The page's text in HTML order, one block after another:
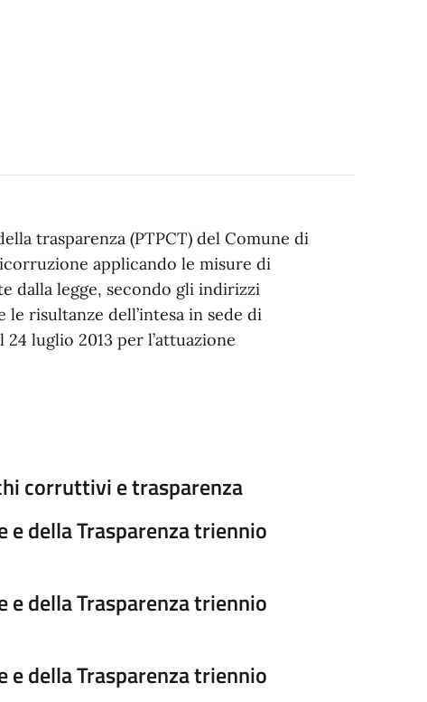
trasparenza (PTPCT) del Comune di
applicando le misure di
dalla legge, secondo gli indirizzi
risultanze dell’intesa in sede di
luglio 2013 per l’attuazione
corruttivi e trasparenza
e della Trasparenza triennio
e della Trasparenza triennio
e della Trasparenza triennio